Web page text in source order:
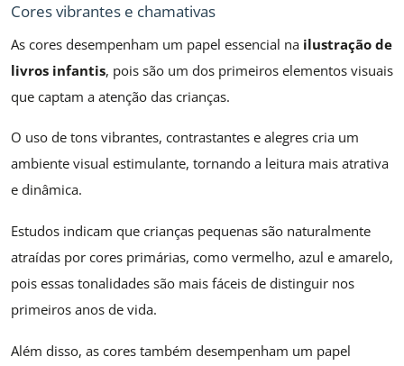
Cores vibrantes e chamativas
As cores desempenham um papel essencial na ilustração de
livros infantis, pois são um dos primeiros elementos visuais
que captam a atenção das crianças.
O uso de tons vibrantes, contrastantes e alegres cria um
ambiente visual estimulante, tornando a leitura mais atrativa
e dinâmica.
Estudos indicam que crianças pequenas são naturalmente
atraídas por cores primárias, como vermelho, azul e amarelo,
pois essas tonalidades são mais fáceis de distinguir nos
primeiros anos de vida.
Além disso, as cores também desempenham um papel